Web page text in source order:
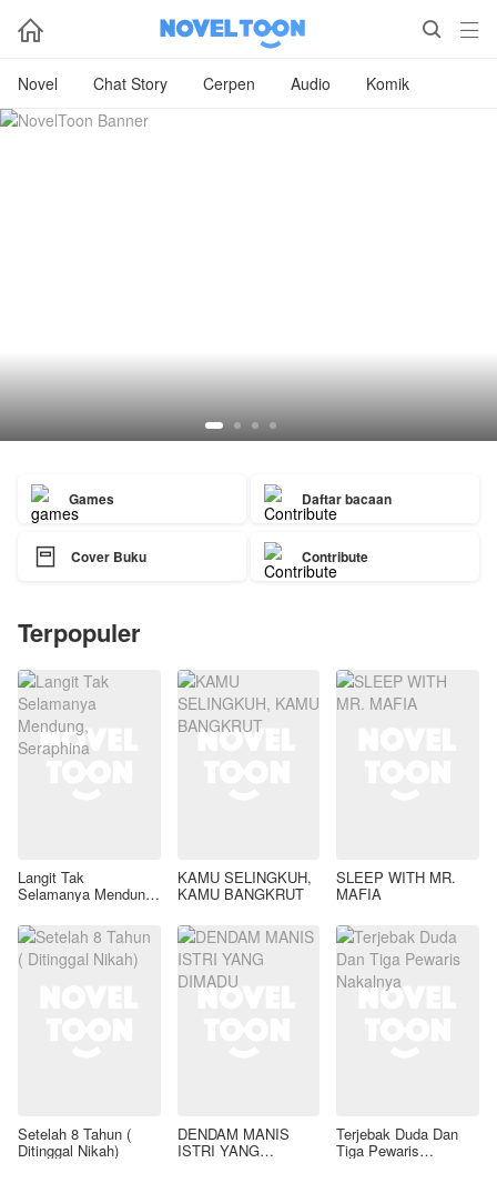
  
Novel Chat Story Cerpen Audio Komik
Games Daftar bacaan
 Cover Buku Contribute
Terpopuler
Langit Tak
Selamanya Mendung,
KAMU SELINGKUH,
KAMU BANGKRUT
SLEEP WITH MR.
MAFIA
Setelah 8 Tahun (
Ditinggal Nikah)
DENDAM MANIS
ISTRI YANG
Terjebak Duda Dan
Tiga Pewaris